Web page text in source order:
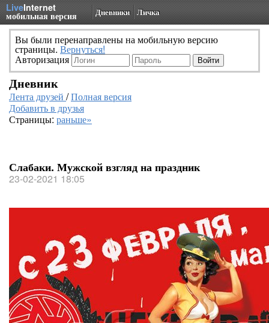
LiveInternet
мобильная версия Дневники Личка
Вы были перенаправлены на мобильную версию
страницы. Вернуться!
Авторизация
Дневник
Лента друзей /Полная версия
Добавить в друзья
Страницы: раньше»
Слабаки. Мужской взгляд на праздник
23-02-2021 18:05